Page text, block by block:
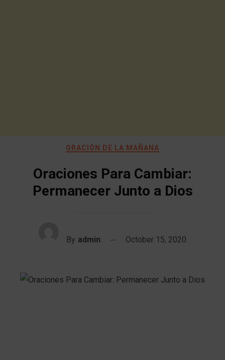
ORACIÓN DE LA MAÑANA
Oraciones Para Cambiar:
Permanecer Junto a Dios
By admin October 15, 2020